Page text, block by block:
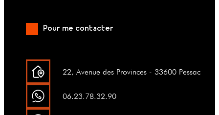
Pour me contacter
22, Avenue des Provinces - 33600 Pessac
06.23.78.32.90